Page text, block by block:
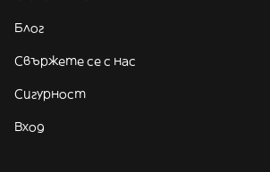
Блог
Свържете се с нас
Сигурност
Вход